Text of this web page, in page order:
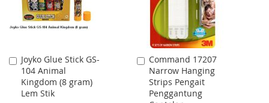
Joyko Glue Stick GS-
104 Animal
Kingdom (8 gram)
Lem Stik
Add
to
Cart
Command 17207
Narrow Hanging
Strips Pengait
Penggantung
Add
to
Cart